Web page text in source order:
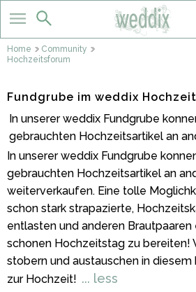
Home
Community
Hochzeitsforum
Fundgrube im weddix
In unserer weddix Fundgrube
gebrauchten Hochzeitsartikel an
In unserer weddix Fundgrube
gebrauchten Hochzeitsartikel an
weiterverkaufen. Eine tolle
schon stark strapazierte,
entlasten und anderen Brautpaaren
schonen Hochzeitstag zu bereiten!
stobern und austauschen in
zur Hochzeit! ... less